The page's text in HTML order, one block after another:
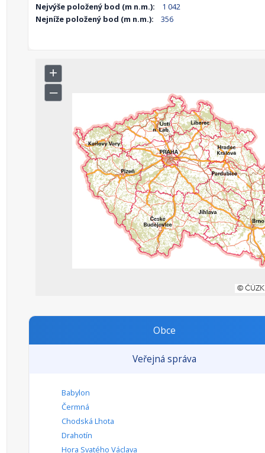
Nejvýše položený bod (m n.m.):
1 042
Nejníže položený bod (m n.m.):
356
Obce
Veřejná správa
Babylon
Čermná
Chodská Lhota
Drahotín
Hora Svatého Václava